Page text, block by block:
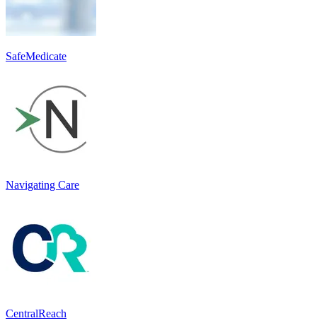
SafeMedicate
Navigating Care
CentralReach